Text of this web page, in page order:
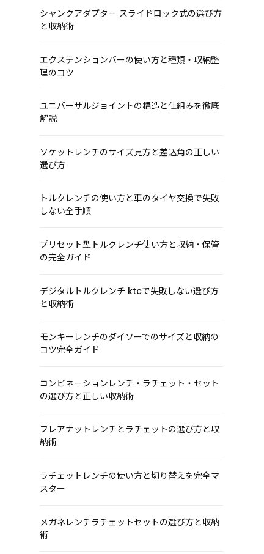
シャンクアダプター スライドロック式の選び方
と収納術
エクステンションバーの使い方と種類・収納整
理のコツ
ユニバーサルジョイントの構造と仕組みを徹底
解説
ソケットレンチのサイズ見方と差込角の正しい
選び方
トルクレンチの使い方と車のタイヤ交換で失敗
しない全手順
プリセット型トルクレンチ使い方と収納・保管
の完全ガイド
デジタルトルクレンチ ktcで失敗しない選び方
と収納術
モンキーレンチのダイソーでのサイズと収納の
コツ完全ガイド
コンビネーションレンチ・ラチェット・セット
の選び方と正しい収納術
フレアナットレンチとラチェットの選び方と収
納術
ラチェットレンチの使い方と切り替えを完全マ
スター
メガネレンチラチェットセットの選び方と収納
術